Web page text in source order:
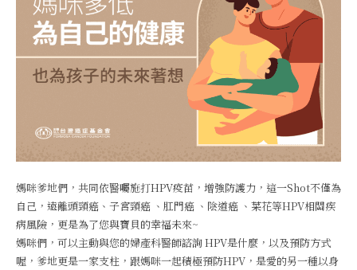
媽咪爹地們，共同依醫囑施打HPV疫苗，增強防護力，這一Shot不僅為
自己，遠離頭頸癌、子宮頸癌 、肛門癌 、陰道癌 、菜花等HPV相關疾
病風險，更是為了您與寶貝的幸福未來~
媽咪們，可以主動與您的婦產科醫師諮詢 HPV是什麼，以及預防方式
喔，爹地更是一家支柱，跟媽咪一起積極預防HPV，是愛的另一種以身